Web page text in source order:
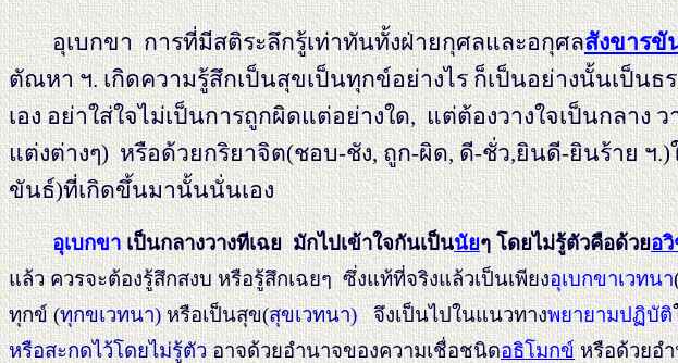
อุเบกขา การที่มีสติระลึกรู้เท่าทันทั้งฝ่ายกุศลและอกุศลสังขารขั
ตัณหา ฯ. เกิดความรู้สึกเป็นสุขเป็นทุกข์อย่างไร ก็เป็นอย่างนั้นเป็นธ
เอง อย่าใส่ใจไม่เป็นการถูกผิดแต่อย่างใด, แต่ต้องวางใจเป็นกลาง
แต่งต่างๆ) หรือด้วยกริยาจิต(ชอบ-ชัง, ถูก-ผิด, ดี-ชั่ว,ยินดี-ยินร้าย ฯ
ขันธ์)ที่เกิดขึ้นมานั้นนั่นเอง
อุเบกขาเป็นกลางวางทีเฉย มักไปเข้าใจกันเป็นนัยๆ โดยไม่รู้ตัวคือด้วยอ
แล้ว ควรจะต้องรู้สึกสงบ หรือรู้สึกเฉยๆ ซึ่งแท้ที่จริงแล้วเป็นเพียงอุเบกขาเวทนา
ทุกข์ (ทุกขเวทนา)หรือเป็นสุข(สุขเวทนา)จึงเป็นไปในแนวทางพยายามปฏิบัติ
หรือสะกดไว้โดยไม่รู้ตัวอาจด้วยอำนาจของความเชื่อชนิดอธิโมกข์หรือด้วยอ